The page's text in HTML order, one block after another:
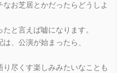
お芝居とかだったらどうしよ
と言えば嘘になります。
、公演が始まったら、
尽くす楽しみみたいなことも